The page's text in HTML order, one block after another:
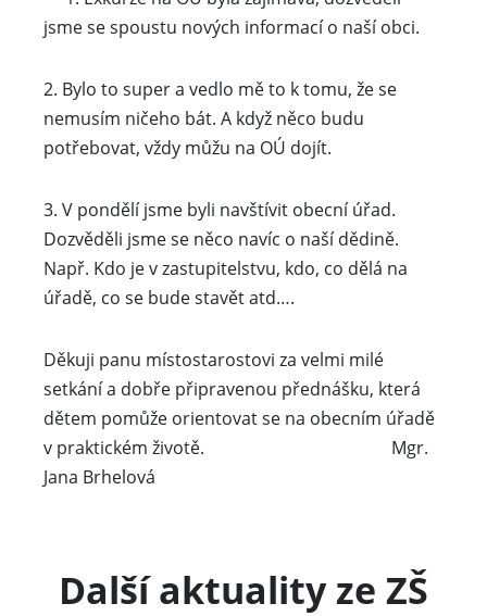
jsme se spoustu nových informací o naší obci.
2. Bylo to super a vedlo mě to k tomu, že se
nemusím ničeho bát. A když něco budu
potřebovat, vždy můžu na OÚ dojít.
3. V pondělí jsme byli navštívit obecní úřad.
Dozvěděli jsme se něco navíc o naší dědině.
Např. Kdo je v zastupitelstvu, kdo, co dělá na
úřadě, co se bude stavět atd….
Děkuji panu místostarostovi za velmi milé
setkání a dobře připravenou přednášku, která
dětem pomůže orientovat se na obecním úřadě
v praktickém životě. Mgr.
Jana Brhelová
Další aktuality ze ZŠ